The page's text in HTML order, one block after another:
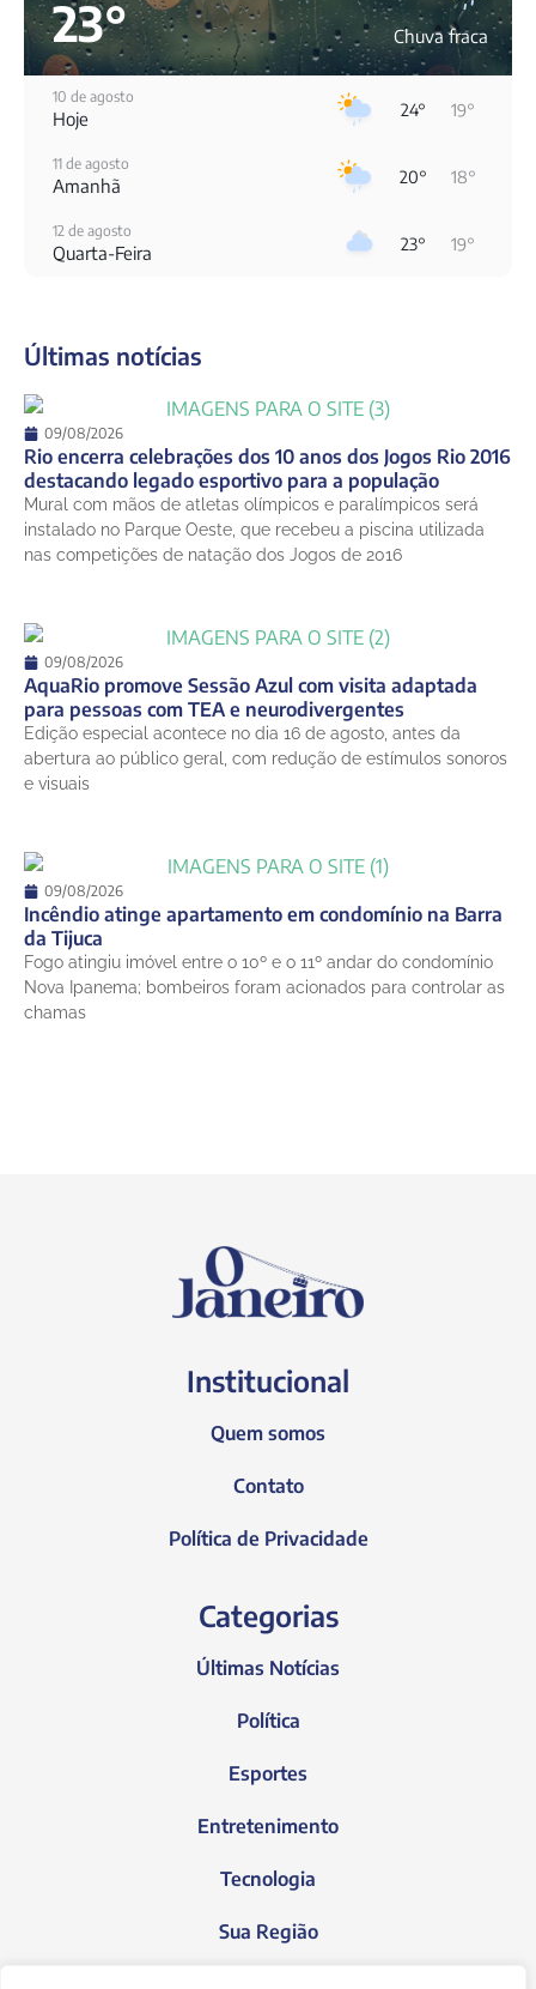
23° Chuva fraca
10 de agosto
Hoje 24° 19°
11 de agosto
Amanhã 20° 18°
12 de agosto
Quarta-Feira 23° 19°
14 de agosto
15 de agosto
Sábado 21°
16 de agosto
Domingo 31° 21°
Últimas notícias
09/08/2026
Rio encerra celebrações dos 10 anos dos Jogos Rio 2016
destacando legado esportivo para a população
Mural com mãos de atletas olímpicos e paralímpicos será
instalado no Parque Oeste, que recebeu a piscina utilizada
nas competições de natação dos Jogos de 2016
09/08/2026
AquaRio promove Sessão Azul com visita adaptada
para pessoas com TEA e neurodivergentes
Edição especial acontece no dia 16 de agosto, antes da
abertura ao público geral, com redução de estímulos sonoros
e visuais
09/08/2026
Incêndio atinge apartamento em condomínio na Barra
da Tijuca
Fogo atingiu imóvel entre o 10º e o 11º andar do condomínio
Nova Ipanema; bombeiros foram acionados para controlar as
chamas
Institucional
Quem somos
Contato
Política de Privacidade
Categorias
Últimas Notícias
Política
Esportes
Entretenimento
Tecnologia
Sua Região